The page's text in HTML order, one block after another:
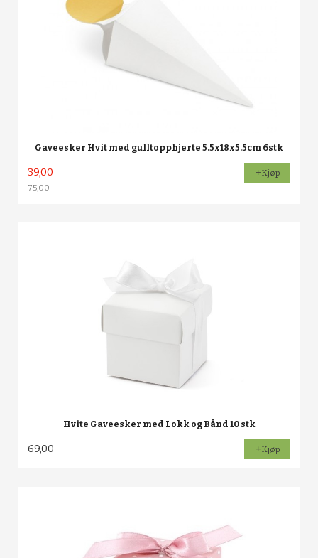
Gaveesker Hvit med gulltopphjerte 5.5x18x5.5cm 6stk
39,00
75,00
Kjøp
Hvite Gaveesker med Lokk og Bånd 10 stk
69,00 Kjøp